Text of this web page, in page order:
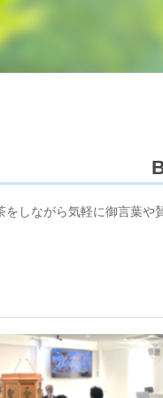
をしながら気軽に御言葉や